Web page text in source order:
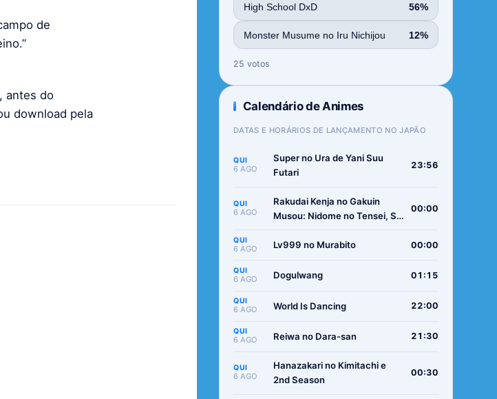
de
, antes do
download pela
High School DxD 56%
Monster Musume no Iru Nichijou 12%
25 votos
Calendário de Animes
DATAS E HORÁRIOS DE LANÇAMENTO NO JAPÃO
QUI
6 AGO
Super no Ura de Yani Suu
Futari
23:56
QUI
6 AGO
Rakudai Kenja no Gakuin
Musou: Nidome no Tensei, S-
Boukenroku
00:00
QUI
6 AGO Lv999 no Murabito 00:00
QUI
6 AGO Dogulwang 01:15
QUI
6 AGO World Is Dancing 22:00
QUI
6 AGO Reiwa no Dara-san 21:30
QUI
6 AGO
Hanazakari no Kimitachi e
2nd Season
00:30